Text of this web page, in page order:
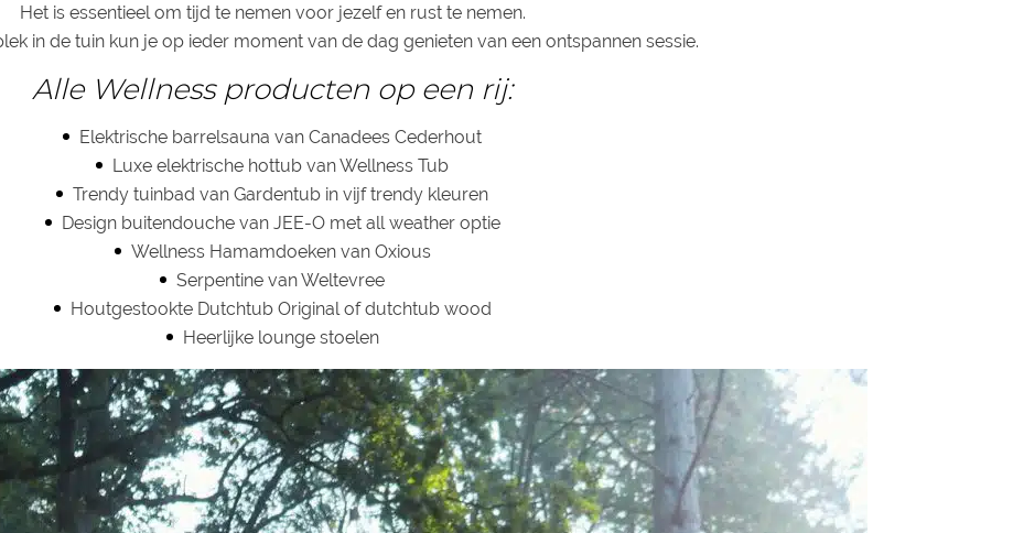
Het is essentieel om tijd te nemen voor jezelf en rust te nemen.
in de tuin kun je op ieder moment van de dag genieten van een ontspannen sessie.
Alle Wellness producten op een rij:
Elektrische barrelsauna van Canadees Cederhout
Luxe elektrische hottub van Wellness Tub
Trendy tuinbad van Gardentub in vijf trendy kleuren
Design buitendouche vanJEE-Omet all weather optie
Wellness Hamamdoekenvan Oxious
Serpentine van Weltevree
Houtgestookte Dutchtub Originalofdutchtub wood
Heerlijke lounge stoelen